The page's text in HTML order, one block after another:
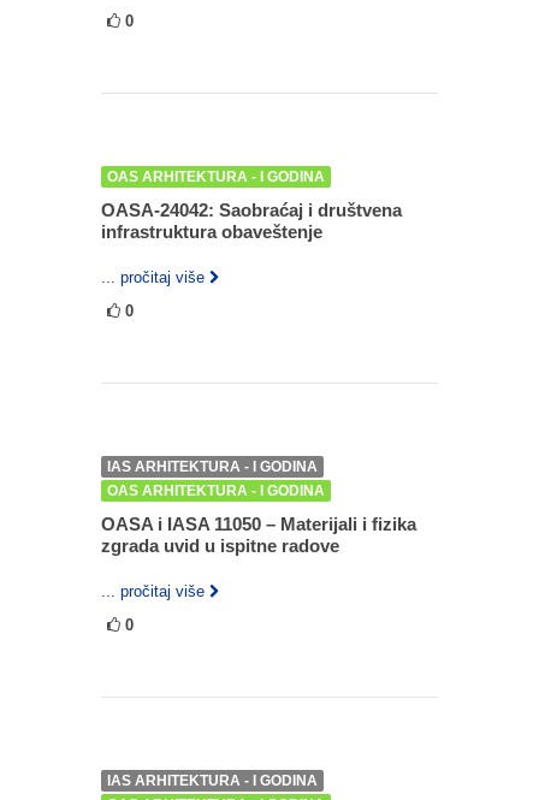
0
OAS ARHITEKTURA - I GODINA
OASA-24042: Saobraćaj i društvena
infrastruktura obaveštenje
... pročitaj više
0
IAS ARHITEKTURA - I GODINA
OAS ARHITEKTURA - I GODINA
OASA i IASA 11050 – Materijali i fizika
zgrada uvid u ispitne radove
... pročitaj više
0
IAS ARHITEKTURA - I GODINA